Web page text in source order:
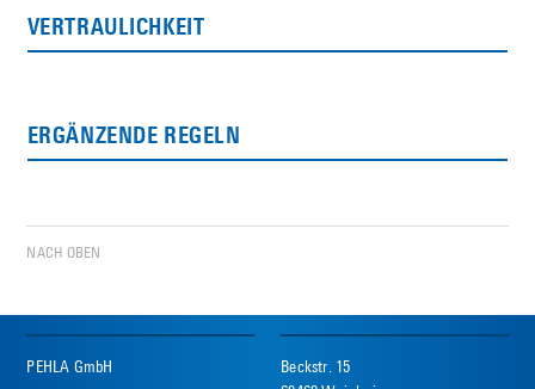
VERTRAULICHKEIT
ERGÄNZENDE REGELN
NACH OBEN
PEHLA GmbH
Beckstr. 15